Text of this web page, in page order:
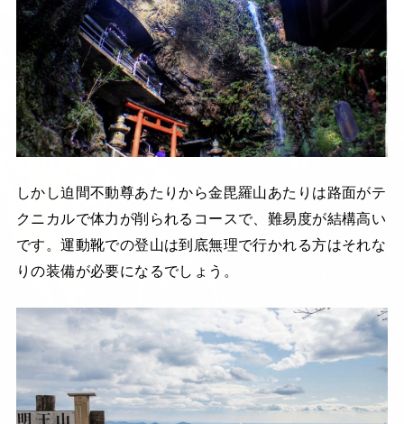
しかし迫間不動尊あたりから金毘羅山あたりは路面がテ
クニカルで体力が削られるコースで、難易度が結構高い
です。運動靴での登山は到底無理で行かれる方はそれな
りの装備が必要になるでしょう。